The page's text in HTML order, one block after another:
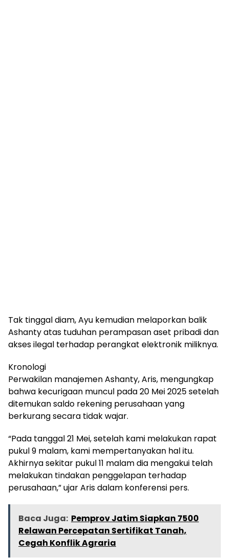
Tak tinggal diam, Ayu kemudian melaporkan balik
Ashanty atas tuduhan perampasan aset pribadi dan
akses ilegal terhadap perangkat elektronik miliknya.
Kronologi
Perwakilan manajemen Ashanty, Aris, mengungkap
bahwa kecurigaan muncul pada 20 Mei 2025 setelah
ditemukan saldo rekening perusahaan yang
berkurang secara tidak wajar.
“Pada tanggal 21 Mei, setelah kami melakukan rapat
pukul 9 malam, kami mempertanyakan hal itu.
Akhirnya sekitar pukul 11 malam dia mengakui telah
melakukan tindakan penggelapan terhadap
perusahaan,” ujar Aris dalam konferensi pers.
Baca Juga: Pemprov Jatim Siapkan 7500
Relawan Percepatan Sertifikat Tanah,
Cegah Konflik Agraria